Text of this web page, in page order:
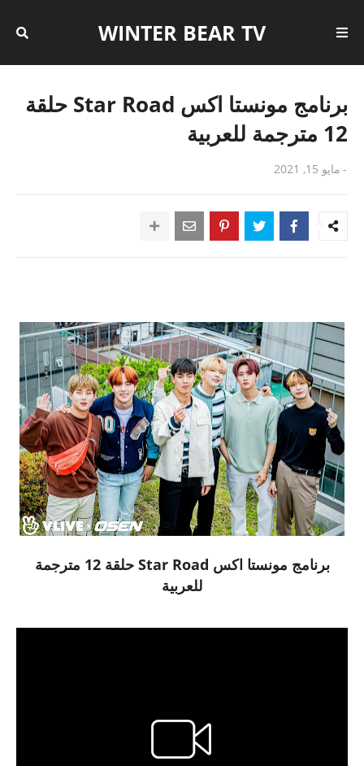
WINTER BEAR TV
برنامج مونستا اكس Star Road حلقة
12 مترجمة للعربية
- مايو 15, 2021
برنامج مونستا اكس Star Road حلقة 12 مترجمة
للعربية